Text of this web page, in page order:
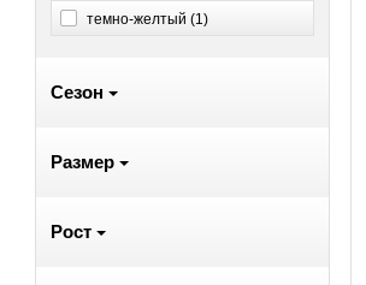
темно-желтый (1)
Сезон
Размер
Рост